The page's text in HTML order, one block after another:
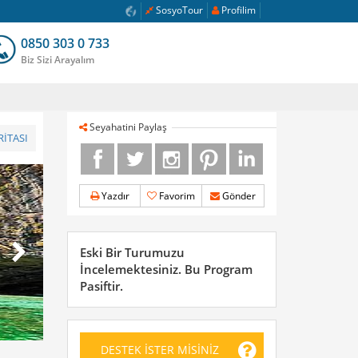
Profilim
SosyoTour
0850 303 0 733
Biz Sizi Arayalım
Seyahatini Paylaş
Yazdır Favorim Gönder
Eski Bir Turumuzu
İncelemektesiniz. Bu Program
Pasiftir.
DESTEK İSTER MİSİNİZ